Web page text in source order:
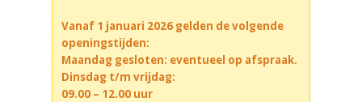
Vanaf 1 januari 2026 gelden de volgende
openingstijden:
Maandag gesloten: eventueel op afspraak.
Dinsdag t/m vrijdag:
09.00 – 12.00 uur